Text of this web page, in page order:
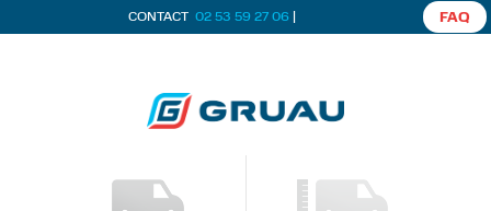
CONTACT 02 53 59 27 06 FAQ